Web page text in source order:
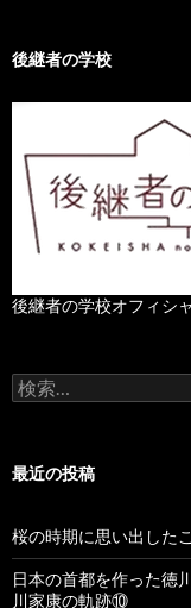
後継者の学校
後継者の学校オフィシ
検
索
最近の投稿
桜の時期に思い出した
日本の首都を作った徳
川家康の軌跡⑩